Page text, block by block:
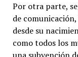
Por otra parte,
de
desde su
como todos los